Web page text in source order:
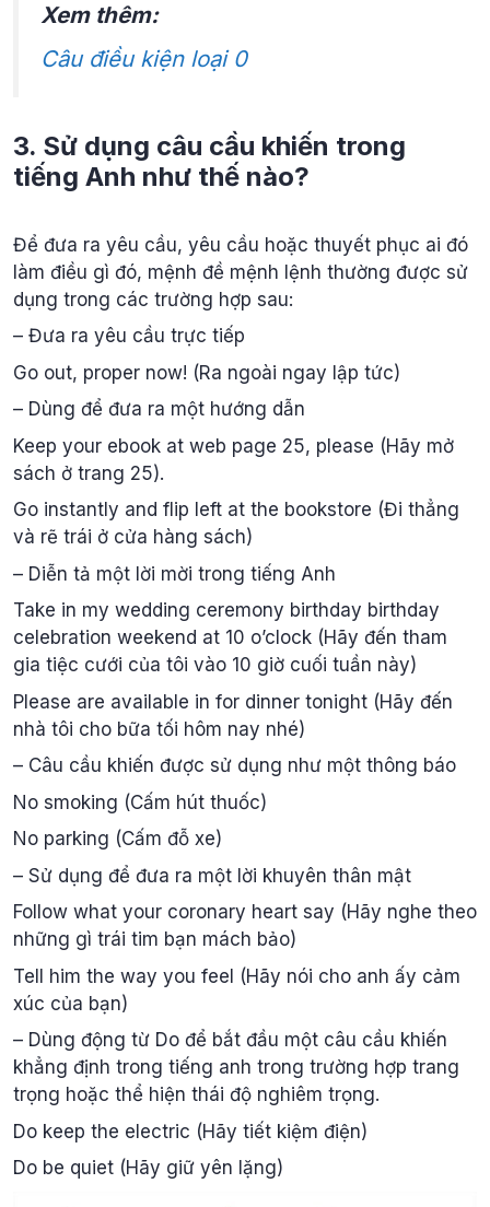
Xem thêm:
Câu điều kiện loại 0
3. Sử dụng câu cầu khiến trong
tiếng Anh như thế nào?
Để đưa ra yêu cầu, yêu cầu hoặc thuyết phục ai đó
làm điều gì đó, mệnh đề mệnh lệnh thường được sử
dụng trong các trường hợp sau:
– Đưa ra yêu cầu trực tiếp
Go out, proper now! (Ra ngoài ngay lập tức)
– Dùng để đưa ra một hướng dẫn
Keep your ebook at web page 25, please (Hãy mở
sách ở trang 25).
Go instantly and flip left at the bookstore (Đi thẳng
và rẽ trái ở cửa hàng sách)
– Diễn tả một lời mời trong tiếng Anh
Take in my wedding ceremony birthday birthday
celebration weekend at 10 o’clock (Hãy đến tham
gia tiệc cưới của tôi vào 10 giờ cuối tuần này)
Please are available in for dinner tonight (Hãy đến
nhà tôi cho bữa tối hôm nay nhé)
– Câu cầu khiến được sử dụng như một thông báo
No smoking (Cấm hút thuốc)
No parking (Cấm đỗ xe)
– Sử dụng để đưa ra một lời khuyên thân mật
Follow what your coronary heart say (Hãy nghe theo
những gì trái tim bạn mách bảo)
Tell him the way you feel (Hãy nói cho anh ấy cảm
xúc của bạn)
– Dùng động từ Do để bắt đầu một câu cầu khiến
khẳng định trong tiếng anh trong trường hợp trang
trọng hoặc thể hiện thái độ nghiêm trọng.
Do keep the electric (Hãy tiết kiệm điện)
Do be quiet (Hãy giữ yên lặng)